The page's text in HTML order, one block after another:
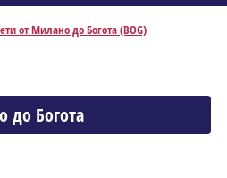
от Миланo до Богота (BOG)
до Богота